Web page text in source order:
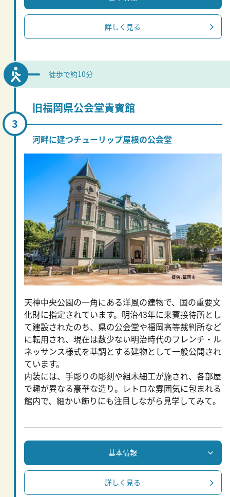
詳しく見る
徒歩で約10分
旧福岡県公会堂貴賓館
河畔に建つチューリップ屋根の公会堂
天神中央公園の一角にある洋風の建物で、国の重要文
化財に指定されています。明治43年に来賓接待所とし
て建設されたのち、県の公会堂や福岡高等裁判所など
に転用され、現在は数少ない明治時代のフレンチ・ル
ネッサンス様式を基調とする建物として一般公開され
ています。
内装には、手彫りの彫刻や組木細工が施され、各部屋
で趣が異なる豪華な造り。レトロな雰囲気に包まれる
館内で、細かい飾りにも注目しながら見学してみて。
基本情報
詳しく見る